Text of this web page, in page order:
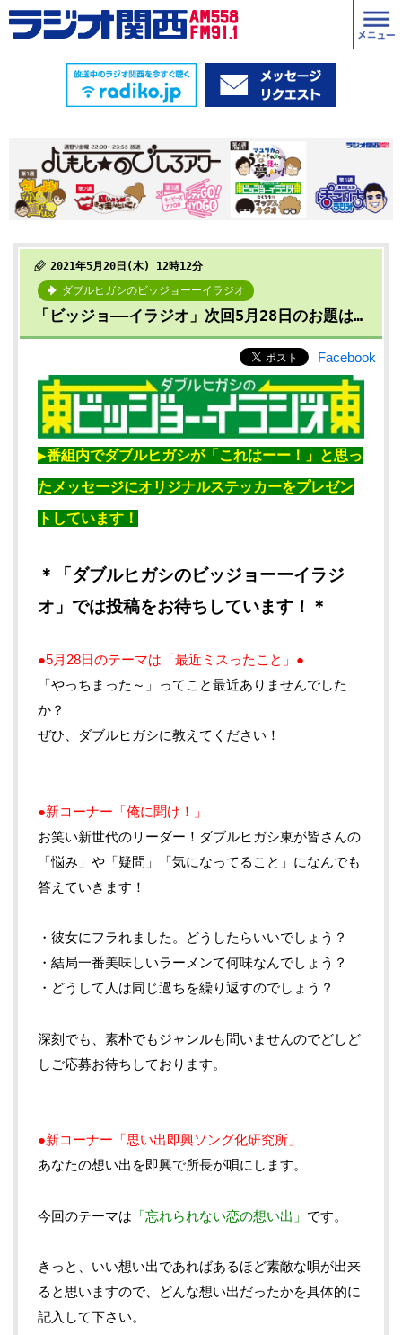
2021年5月20日(木) 12時12分
ダブルヒガシのビッジョーーイラジオ
「ビッジョ――イラジオ」次回5月28日のお題は…
Facebook
▶番組内でダブルヒガシが「これはーー！」と思っ
たメッセージにオリジナルステッカーをプレゼン
トしています！
＊「ダブルヒガシのビッジョーーイラジ
オ」では投稿をお待ちしています！＊
●5月28日のテーマは「最近ミスったこと」●
「やっちまった～」ってこと最近ありませんでした
か？
ぜひ、ダブルヒガシに教えてください！
●新コーナー「俺に聞け！」
お笑い新世代のリーダー！ダブルヒガシ東が皆さんの
「悩み」や「疑問」「気になってること」になんでも
答えていきます！
・彼女にフラれました。どうしたらいいでしょう？
・結局一番美味しいラーメンて何味なんでしょう？
・どうして人は同じ過ちを繰り返すのでしょう？
深刻でも、素朴でもジャンルも問いませんのでどしど
しご応募お待ちしております。
●新コーナー「思い出即興ソング化研究所」
あなたの想い出を即興で所長が唄にします。
今回のテーマは 「忘れられない恋の想い出」 です。
きっと、いい想い出であればあるほど素敵な唄が出来
ると思いますので、どんな想い出だったかを具体的に
記入して下さい。